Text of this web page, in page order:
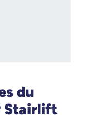
du
Stairlift